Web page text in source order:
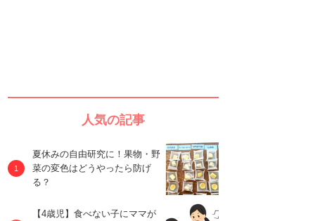
人気の記事
夏休みの自由研究に！果物・野
菜の変色はどうやったら防げ
る？
【4歳児】食べない子にママが